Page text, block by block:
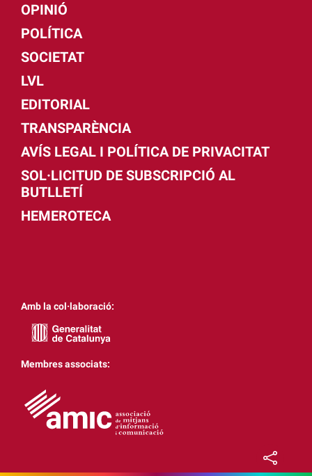
OPINIÓ
POLÍTICA
SOCIETAT
LVL
EDITORIAL
TRANSPARÈNCIA
AVÍS LEGAL I POLÍTICA DE PRIVACITAT
SOL·LICITUD DE SUBSCRIPCIÓ AL
BUTLLETÍ
HEMEROTECA
Amb la col·laboració:
Membres associats: